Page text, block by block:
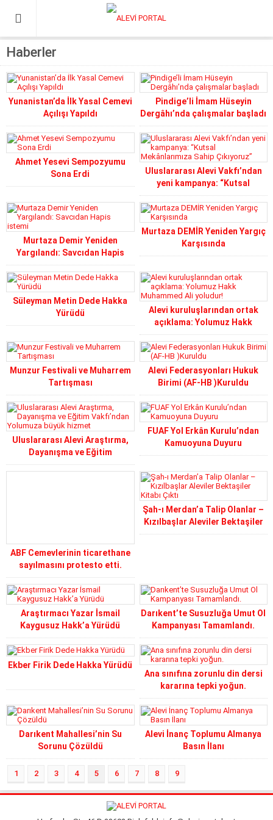
Haberler
Yunanistan’da İlk Yasal Cemevi
Açılışı Yapıldı
Pindige’li İmam Hüseyin
Dergâhı’nda çalışmalar başladı
Ahmet Yesevi Sempozyumu
Sona Erdi
Uluslararası Alevi Vakfı’ndan
yeni kampanya: “Kutsal
Mekânlarımıza Sahip
Çıkıyoruz”
Murtaza Demir Yeniden
Yargılandı: Savcıdan Hapis
istemi
Murtaza DEMİR Yeniden Yargıç
Karşısında
Süleyman Metin Dede Hakka
Yürüdü
Alevi kuruluşlarından ortak
açıklama: Yolumuz Hakk
Muhammed Ali yoludur!
Munzur Festivali ve Muharrem
Tartışması
Alevi Federasyonları Hukuk
Birimi (AF-HB )Kuruldu
Uluslararası Alevi Araştırma,
Dayanışma ve Eğitim
Vakfı’ndan Yolumuza büyük
FUAF Yol Erkân Kurulu’ndan
Kamuoyuna Duyuru
ABF Cemevlerinin ticarethane
sayılmasını protesto etti.
Şah-ı Merdan’a Talip Olanlar –
Kızılbaşlar Aleviler Bektaşiler
Kitabı Çıktı
Araştırmacı Yazar İsmail
Kaygusuz Hakk’a Yürüdü
Darıkent’te Susuzluğa Umut Ol
Kampanyası Tamamlandı.
Ekber Firik Dede Hakka Yürüdü
Ana sınıfına zorunlu din dersi
kararına tepki yoğun.
Darıkent Mahallesi’nin Su
Sorunu Çözüldü
Alevi İnanç Toplumu Almanya
Basın İlanı
1 2 3 4 5 6 7 8 9